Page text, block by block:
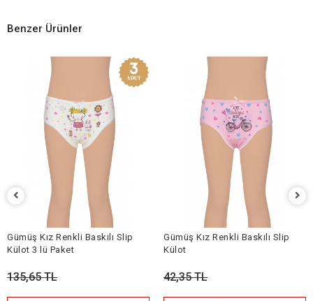
Benzer Ürünler
Gümüş Kız Renkli Baskılı Slip
Külot 3 lü Paket
135,65 TL
Gümüş Kız Renkli Baskılı Slip
Külot
42,35 TL